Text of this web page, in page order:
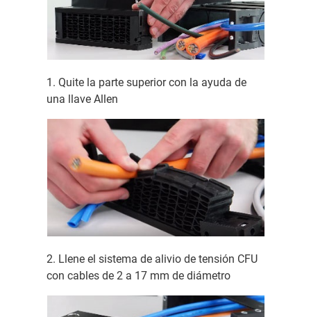
1. Quite la parte superior con la ayuda de
una llave Allen
2. Llene el sistema de alivio de tensión CFU
con cables de 2 a 17 mm de diámetro